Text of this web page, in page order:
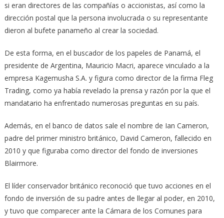
si eran directores de las compañías o accionistas, así como la
dirección postal que la persona involucrada o su representante
dieron al bufete panameño al crear la sociedad.
De esta forma, en el buscador de los papeles de Panamá, el
presidente de Argentina, Mauricio Macri, aparece vinculado a la
empresa Kagemusha S.A. y figura como director de la firma Fleg
Trading, como ya había revelado la prensa y razón por la que el
mandatario ha enfrentado numerosas preguntas en su país.
Además, en el banco de datos sale el nombre de Ian Cameron,
padre del primer ministro británico, David Cameron, fallecido en
2010 y que figuraba como director del fondo de inversiones
Blairmore.
El líder conservador británico reconoció que tuvo acciones en el
fondo de inversión de su padre antes de llegar al poder, en 2010,
y tuvo que comparecer ante la Cámara de los Comunes para